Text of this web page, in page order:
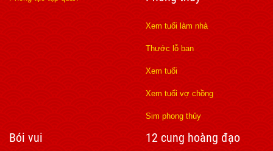
Xem tuổi làm nhà
Thước lỗ ban
Xem tuổi
Xem tuổi vợ chồng
Sim phong thủy
Bói vui 12 cung hoàng đạo